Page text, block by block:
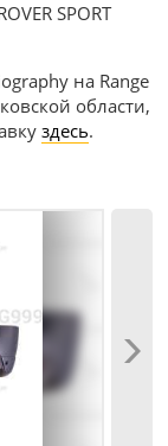
SPORT
на Range
области,
здесь.